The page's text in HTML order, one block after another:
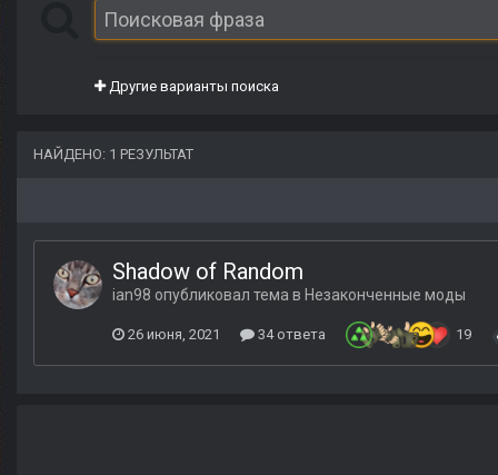
Другие варианты поиска
НАЙДЕНО: 1 РЕЗУЛЬТАТ
Shadow of Random
ian98 опубликовал тема в Незаконченные моды
26 июня, 2021 34 ответа 19